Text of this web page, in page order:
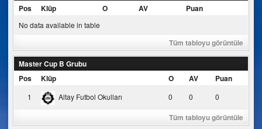
Pos
Klüp O AV Puan
No data available in table
Tüm tabloyu görüntüle
Master Cup B Grubu
Pos
Klüp O AV Puan
1 Altay Futbol Okulları 0 0 0
Tüm tabloyu görüntüle